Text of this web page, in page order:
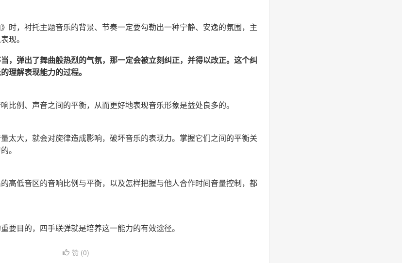
时，衬托主题音乐的背景、节奏一定要勾勒出一种宁静、安逸的氛围，主
现。
，弹出了舞曲般热烈的气氛，那一定会被立刻纠正，并得以改正。这个纠
理解表现能力的过程。
比例、声音之间的平衡，从而更好地表现音乐形象是益处良多的。
太大，就会对旋律造成影响，破坏音乐的表现力。掌握它们之间的平衡关
。
高低音区的音响比例与平衡，以及怎样把握与他人合作时间音量控制，都
要目的，四手联弹就是培养这一能力的有效途径。
赞 (0)